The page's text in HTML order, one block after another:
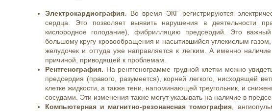
Электрокардиография . Во время ЭКГ регистрируются
сердца. Это позволяет выявить нарушения в деятельности
кислородное голодание), фибрилляцию предсердий. Это
большому кругу кровообращения и насытившийся углекислым
желудочек и оттуда уже направляется к легким. А именно
причиной, приводящей к проблемам.
Рентгенография. На рентгенограмме грудной клетки можно
предсердия (правого, разумеется), корней легкого, нисходящей
клетке жидкости, а также тени, напоминающей треугольник, и
сосудами. Эти изменения также могут указывать на наличие в
Компьютерная и магнитно-резонансная томография ,